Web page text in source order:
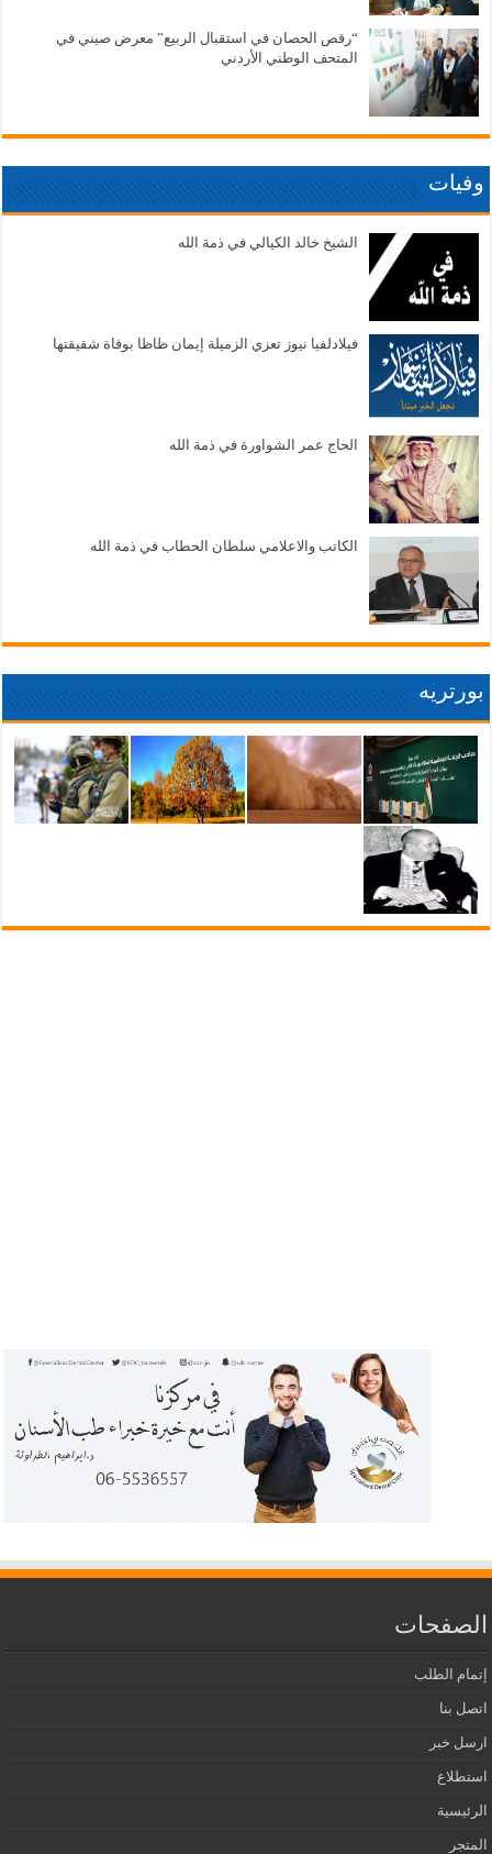
“رقص الحصان في استقبال الربيع” معرض صيني في
المتحف الوطني الأردني
وفيات
الشيخ خالد الكيالي في ذمة الله
فيلادلفيا نيوز تعزي الزميلة إيمان ظاظا بوفاة شقيقتها
الحاج عمر الشواورة في ذمة الله
الكاتب والاعلامي سلطان الحطاب في ذمة الله
بورتريه
الصفحات
إتمام الطلب
اتصل بنا
ارسل خبر
استطلاع
الرئيسية
المتجر